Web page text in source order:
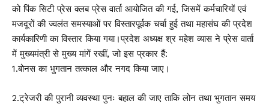
को पिंक सिटी प्रेस क्लब प्रेस वार्ता आयोजित की गई, जिसमें कर्मचारियों एवं
मजदूरों की ज्वलंत समस्याओं पर विस्तारपूर्वक चर्चा हुई तथा महासंघ की प्रदेश
कार्यकारिणी का विस्तार किया गया।प्रदेश अध्यक्ष श्र महेश व्यास ने प्रेस वार्ता
में मुख्यमंत्री से मुख्य मांगें रखीं, जो इस प्रकार हैं:
1.बोनस का भुगतान तत्काल और नगद किया जाए।
2.ट्रेजरी की पुरानी व्यवस्था पुनः बहाल की जाए ताकि लोन तथा भुगतान समय